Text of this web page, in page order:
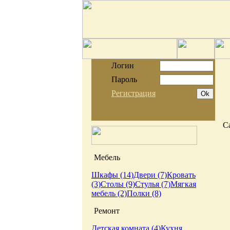
Логин
Пароль
Регистрация
Мебель
Шкафы (14)Двери (7)Кровать
(3)Столы (9)Стулья (7)Мягкая
мебель (2)Полки (8)
Ремонт
Детская комната (4)Кухня